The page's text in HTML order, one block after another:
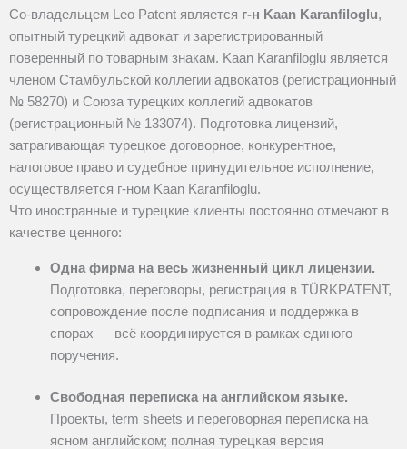
Co‑владельцем Leo Patent является г‑н Kaan Karanfiloglu,
опытный турецкий адвокат и зарегистрированный
поверенный по товарным знакам. Kaan Karanfiloglu является
членом Стамбульской коллегии адвокатов (регистрационный
№ 58270) и Союза турецких коллегий адвокатов
(регистрационный № 133074). Подготовка лицензий,
затрагивающая турецкое договорное, конкурентное,
налоговое право и судебное принудительное исполнение,
осуществляется г‑ном Kaan Karanfiloglu.
Что иностранные и турецкие клиенты постоянно отмечают в
качестве ценного:
Одна фирма на весь жизненный цикл лицензии.
Подготовка, переговоры, регистрация в TÜRKPATENT,
сопровождение после подписания и поддержка в
спорах — всё координируется в рамках единого
поручения.
Свободная переписка на английском языке.
Проекты, term sheets и переговорная переписка на
ясном английском; полная турецкая версия